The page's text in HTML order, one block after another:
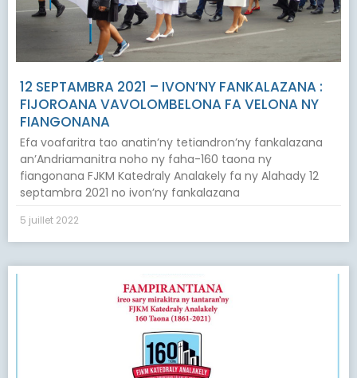
12 SEPTAMBRA 2021 – IVON’NY FANKALAZANA :
FIJOROANA VAVOLOMBELONA FA VELONA NY
FIANGONANA
Efa voafaritra tao anatin’ny tetiandron’ny fankalazana
an’Andriamanitra noho ny faha-160 taona ny
fiangonana FJKM Katedraly Analakely fa ny Alahady 12
septambra 2021 no ivon’ny fankalazana
5 juillet 2022